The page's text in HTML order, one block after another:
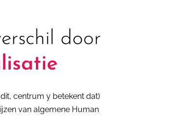
door
centrum y betekent dat)
van algemene Human